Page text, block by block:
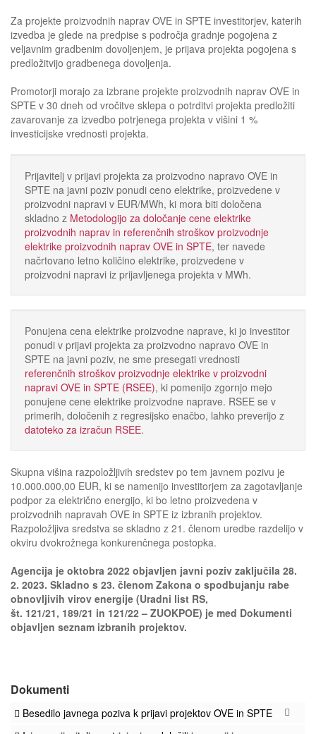
Za projekte proizvodnih naprav OVE in SPTE investitorjev, katerih
izvedba je glede na predpise s področja gradnje pogojena z
veljavnim gradbenim dovoljenjem, je prijava projekta pogojena s
predložitvijo gradbenega dovoljenja.
Promotorji morajo za izbrane projekte proizvodnih naprav OVE in
SPTE v 30 dneh od vročitve sklepa o potrditvi projekta predložiti
zavarovanje za izvedbo potrjenega projekta v višini 1 %
investicijske vrednosti projekta.
Prijavitelj v prijavi projekta za proizvodno napravo OVE in
SPTE na javni poziv ponudi ceno elektrike, proizvedene v
proizvodni napravi v EUR/MWh, ki mora biti določena
skladno z Metodologijo za določanje cene elektrike
proizvodnih naprav in referenčnih stroškov proizvodnje
elektrike proizvodnih naprav OVE in SPTE, ter navede
načrtovano letno količino elektrike, proizvedene v
proizvodni napravi iz prijavljenega projekta v MWh.
Ponujena cena elektrike proizvodne naprave, ki jo investitor
ponudi v prijavi projekta za proizvodno napravo OVE in
SPTE na javni poziv, ne sme presegati vrednosti
referenčnih stroškov proizvodnje elektrike v proizvodni
napravi OVE in SPTE (RSEE), ki pomenijo zgornjo mejo
ponujene cene elektrike proizvodne naprave. RSEE se v
primerih, določenih z regresijsko enačbo, lahko preverijo z
datoteko za izračun RSEE.
Skupna višina razpoložljivih sredstev po tem javnem pozivu je
10.000.000,00 EUR, ki se namenijo investitorjem za zagotavljanje
podpor za električno energijo, ki bo letno proizvedena v
proizvodnih napravah OVE in SPTE iz izbranih projektov.
Razpoložljiva sredstva se skladno z 21. členom uredbe razdelijo v
okviru dvokrožnega konkurenčnega postopka.
Agencija je oktobra 2022 objavljen javni poziv zaključila 28.
2. 2023. Skladno s 23. členom Zakona o spodbujanju rabe
obnovljivih virov energije (Uradni list RS,
št. 121/21, 189/21 in 121/22 – ZUOKPOE) je med Dokumenti
objavljen seznam izbranih projektov.
Dokumenti
Besedilo javnega poziva k prijavi projektov OVE in SPTE